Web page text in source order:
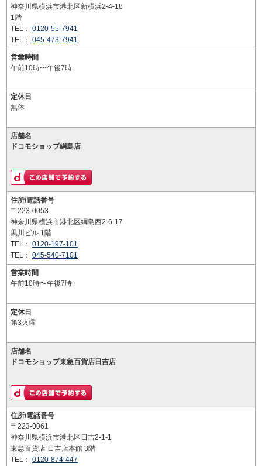
神奈川県横浜市港北区新横浜2-4-18
1階
TEL： 0120-55-7941
TEL： 045-473-7941
営業時間
午前10時〜午後7時
定休日
無休
店舗名
ドコモショップ綱島店
住所/電話番号
〒223-0053
神奈川県横浜市港北区綱島西2-6-17
黒川ビル 1階
TEL： 0120-197-101
TEL： 045-540-7101
営業時間
午前10時〜午後7時
定休日
第3火曜
店舗名
ドコモショップ東急百貨店日吉店
住所/電話番号
〒223-0061
神奈川県横浜市港北区日吉2-1-1
東急百貨店 日吉店本館 3階
TEL： 0120-874-447